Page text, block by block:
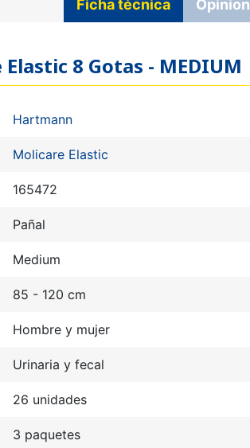
Ficha técnica
8 Gotas - MEDIUM
Hartmann
Molicare Elastic
165472
Pañal
Medium
85 - 120 cm
Hombre y mujer
Urinaria y fecal
26 unidades
3 paquetes